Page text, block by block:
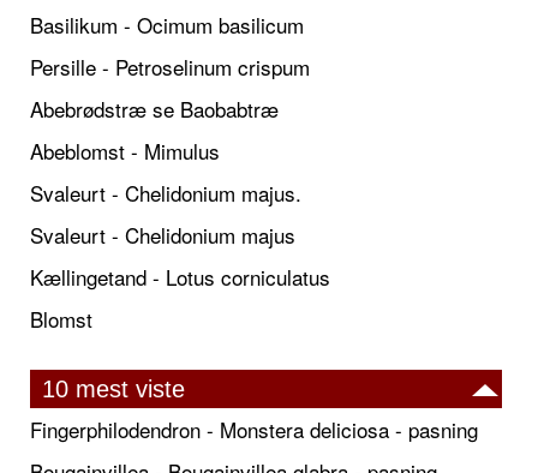
Basilikum - Ocimum basilicum
Persille - Petroselinum crispum
Abebrødstræ se Baobabtræ
Abeblomst - Mimulus
Svaleurt - Chelidonium majus.
Svaleurt - Chelidonium majus
Kællingetand - Lotus corniculatus
Blomst
10 mest viste
Fingerphilodendron - Monstera deliciosa - pasning